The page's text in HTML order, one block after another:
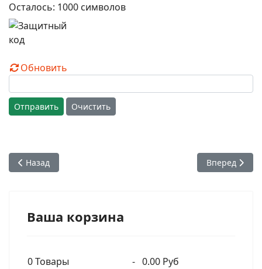
Осталось: 1000 символов
Обновить
Отправить Очистить
Предыдущий: А.Ч. Бхактиведанта Свами Прабхупада - Ещё
Назад Следующий:
Вперед
Ваша корзина
0Товары - 0.00 Руб